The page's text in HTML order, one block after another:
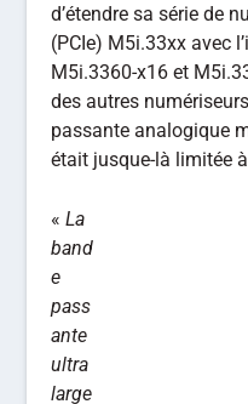
d’étendre sa série de
(PCIe) M5i.33xx avec
M5i.3360-x16 et
des autres
passante analogique
était jusque-là limitée
«La
band
e
pass
ante
ultra
large